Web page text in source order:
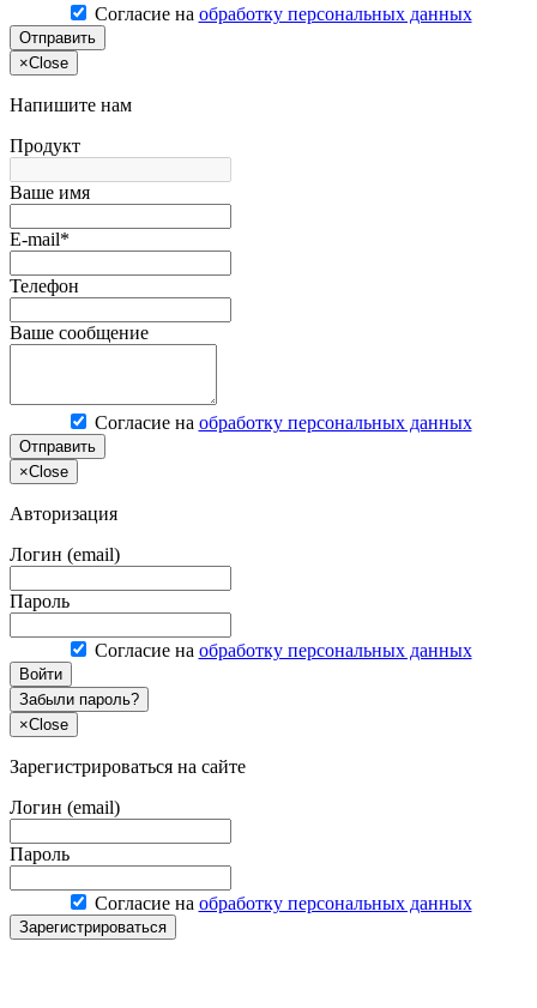
Согласие на обработку персональных данных
Отправить
×Close
Напишите нам
Продукт
Ваше имя
E-mail*
Телефон
Ваше сообщение
Согласие на обработку персональных данных
Отправить
×Close
Авторизация
Логин (email)
Пароль
Согласие на обработку персональных данных
Войти
Забыли пароль?
×Close
Зарегистрироваться на сайте
Логин (email)
Пароль
Согласие на обработку персональных данных
Зарегистрироваться